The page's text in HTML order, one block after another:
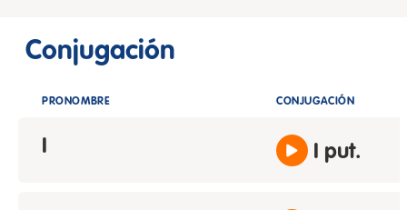
Conjugación
PRONOMBRE CONJUGACIÓN
I I put.